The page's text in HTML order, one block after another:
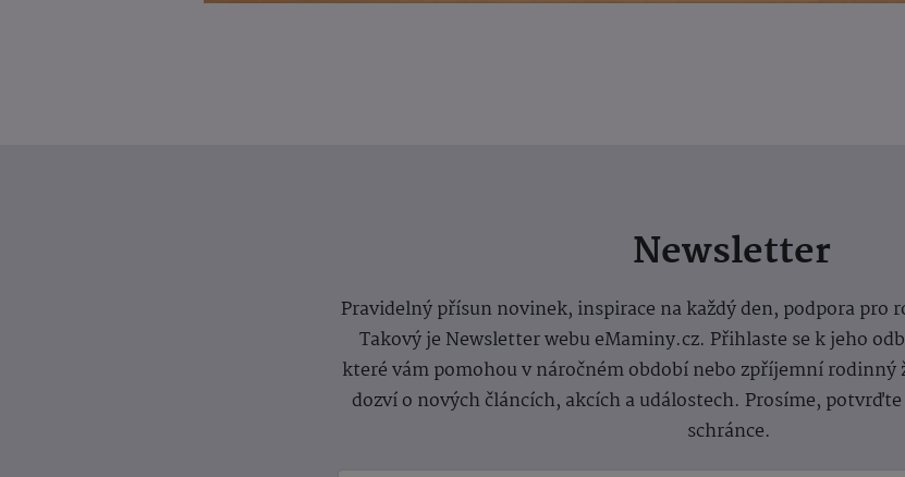
Newsletter
Pravidelný přísun novinek, inspirace na každý den, podpora pro
Takový je Newsletter webu eMaminy.cz. Přihlaste se k jeho
které vám pomohou v náročném období nebo zpříjemní
dozví o nových článcích, akcích a událostech. Prosíme,
schránce.